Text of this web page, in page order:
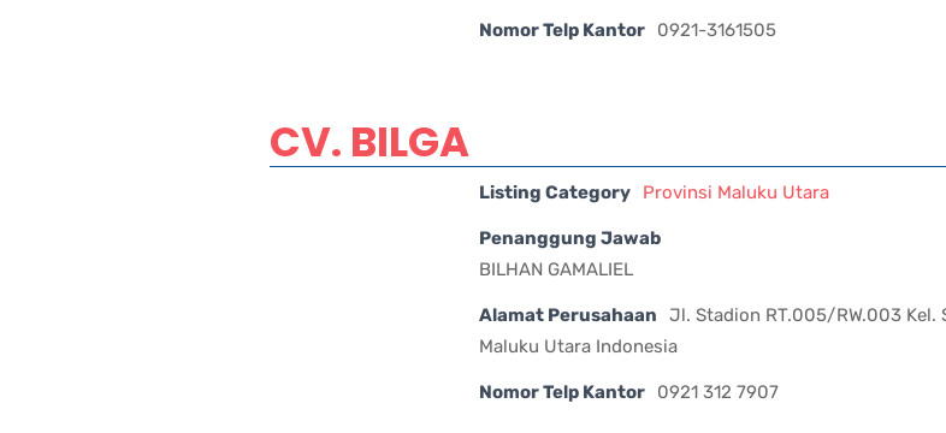
Nomor Telp Kantor 0921-3161505
CV. BILGA
Listing Category Provinsi Maluku Utara
Penanggung Jawab
BILHAN GAMALIEL
Alamat Perusahaan
Jl. Stadion RT.005/RW.003 Kel.
Maluku Utara Indonesia
Nomor Telp Kantor 0921 312 7907